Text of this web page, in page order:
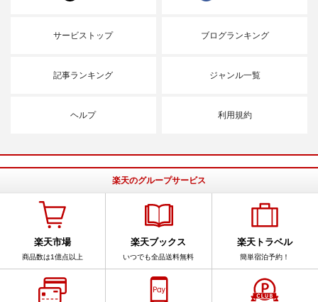
サービストップ ブログランキング
記事ランキング ジャンル一覧
ヘルプ 利用規約
楽天のグループサービス
楽天市場
商品数は1億点以上
楽天ブックス
いつでも全品送料無料
楽天トラベル
簡単宿泊予約！